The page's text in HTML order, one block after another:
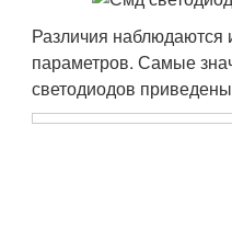
Различия наблюдаются
параметров. Самые
светодиодов